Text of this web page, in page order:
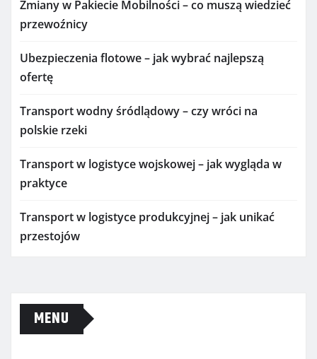
Zmiany w Pakiecie Mobilności – co muszą wiedzieć
przewoźnicy
Ubezpieczenia flotowe – jak wybrać najlepszą
ofertę
Transport wodny śródlądowy – czy wróci na
polskie rzeki
Transport w logistyce wojskowej – jak wygląda w
praktyce
Transport w logistyce produkcyjnej – jak unikać
przestojów
MENU